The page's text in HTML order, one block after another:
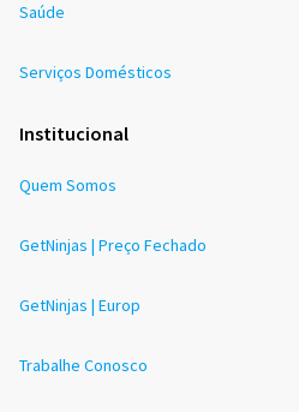
Saúde
Serviços Domésticos
Institucional
Quem Somos
GetNinjas | Preço Fechado
GetNinjas | Europ
Trabalhe Conosco